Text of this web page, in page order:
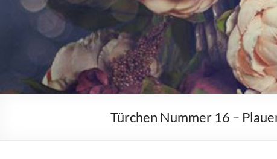
Türchen Nummer 16 –